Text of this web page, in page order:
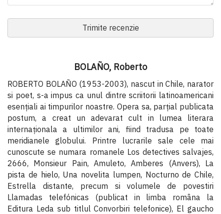
Trimite recenzie
BOLAÑO, Roberto
ROBERTO BOLAÑO (1953-2003), nascut in Chile, narator
si poet, s-a impus ca unul dintre scriitorii latinoamericani
esenţiali ai timpurilor noastre. Opera sa, parţial publicata
postum, a creat un adevarat cult in lumea literara
internaţionala a ultimilor ani, fiind tradusa pe toate
meridianele globului. Printre lucrarile sale cele mai
cunoscute se numara romanele Los detectives salvajes,
2666, Monsieur Pain, Amuleto, Amberes (Anvers), La
pista de hielo, Una novelita lumpen, Nocturno de Chile,
Estrella distante, precum si volumele de povestiri
Llamadas telefónicas (publicat in limba româna la
Editura Leda sub titlul Convorbiri telefonice), El gaucho